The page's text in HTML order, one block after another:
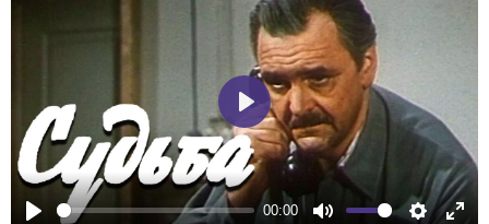
00:00
Play